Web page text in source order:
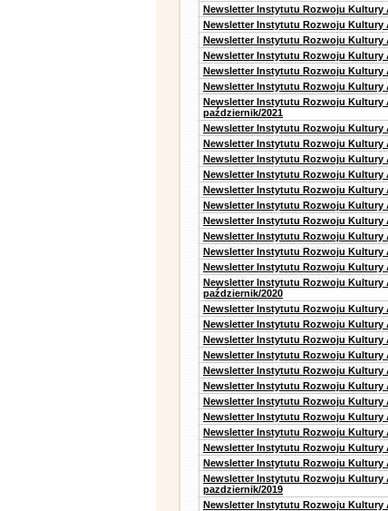
Newsletter Instytutu Rozwoju Kultury
Newsletter Instytutu Rozwoju Kultury
Newsletter Instytutu Rozwoju Kultury
Newsletter Instytutu Rozwoju Kultury
Newsletter Instytutu Rozwoju Kultury
Newsletter Instytutu Rozwoju Kultury
Newsletter Instytutu Rozwoju Kultury
październik/2021
Newsletter Instytutu Rozwoju Kultury
Newsletter Instytutu Rozwoju Kultury
Newsletter Instytutu Rozwoju Kultury
Newsletter Instytutu Rozwoju Kultury
Newsletter Instytutu Rozwoju Kultury
Newsletter Instytutu Rozwoju Kultury
Newsletter Instytutu Rozwoju Kultury
Newsletter Instytutu Rozwoju Kultury
Newsletter Instytutu Rozwoju Kultury
Newsletter Instytutu Rozwoju Kultury
Newsletter Instytutu Rozwoju Kultury
październik/2020
Newsletter Instytutu Rozwoju Kultury
Newsletter Instytutu Rozwoju Kultury
Newsletter Instytutu Rozwoju Kultury
Newsletter Instytutu Rozwoju Kultury
Newsletter Instytutu Rozwoju Kultury
Newsletter Instytutu Rozwoju Kultury
Newsletter Instytutu Rozwoju Kultury
Newsletter Instytutu Rozwoju Kultury
Newsletter Instytutu Rozwoju Kultury
Newsletter Instytutu Rozwoju Kultury
Newsletter Instytutu Rozwoju Kultury
Newsletter Instytutu Rozwoju Kultury
pazdziernik/2019
Newsletter Instytutu Rozwoju Kultury